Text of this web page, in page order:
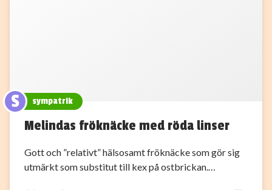
S sympatrik
Melindas fröknäcke med röda linser
Gott och ”relativt” hälsosamt fröknäcke som gör sig
utmärkt som substitut till kex på ostbrickan.…